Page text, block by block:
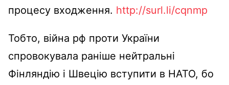
процесу входження. http://surl.li/cqnmp
Тобто, війна рф проти України
спровокувала раніше нейтральні
Фінляндію і Швецію вступити в НАТО, бо